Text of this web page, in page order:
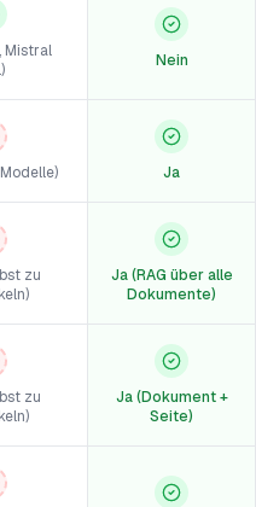
Mistral
Nein
Ja
zu
Ja (RAG über alle
Dokumente)
zu
Ja (Dokument +
Seite)